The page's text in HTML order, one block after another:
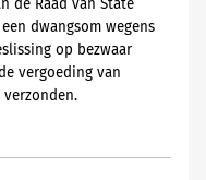
de Raad van State
dwangsom wegens
op bezwaar
vergoeding van